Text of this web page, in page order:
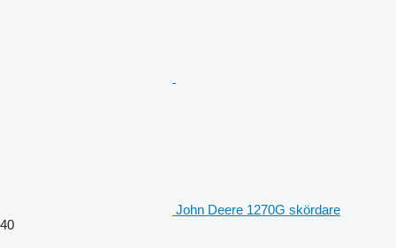
John Deere 1270G skördare
40